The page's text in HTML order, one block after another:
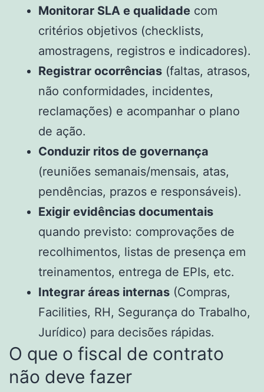
Monitorar SLA e qualidade com
critérios objetivos (checklists,
amostragens, registros e indicadores).
Registrar ocorrências (faltas, atrasos,
não conformidades, incidentes,
reclamações) e acompanhar o plano
de ação.
Conduzir ritos de governança
(reuniões semanais/mensais, atas,
pendências, prazos e responsáveis).
Exigir evidências documentais
quando previsto: comprovações de
recolhimentos, listas de presença em
treinamentos, entrega de EPIs, etc.
Integrar áreas internas (Compras,
Facilities, RH, Segurança do Trabalho,
Jurídico) para decisões rápidas.
O que o fiscal de contrato
não deve fazer